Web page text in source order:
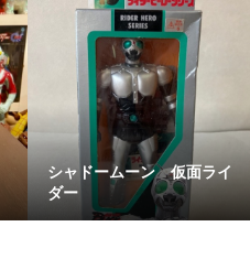
シャドームーン 仮面ライ
ダー